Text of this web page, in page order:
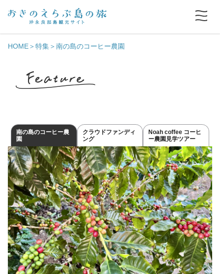
HOME 特集 南の島のコーヒー農園
南の島のコーヒー農
園
クラウドファンディ
ング
Noah coffee コーヒ
ー農園見学ツアー